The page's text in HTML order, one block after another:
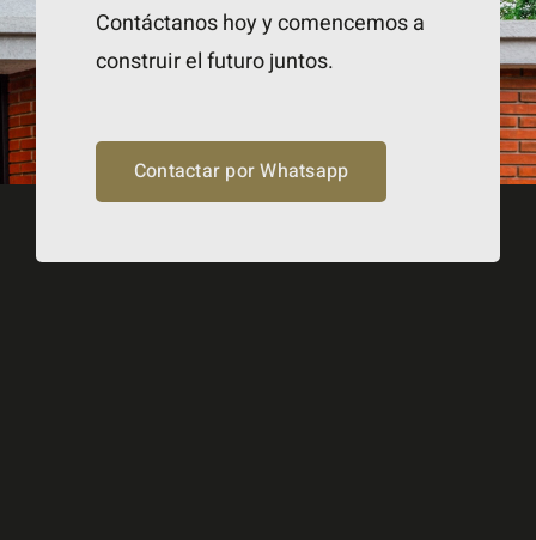
Contáctanos hoy y comencemos a
construir el futuro juntos.
Contactar por Whatsapp